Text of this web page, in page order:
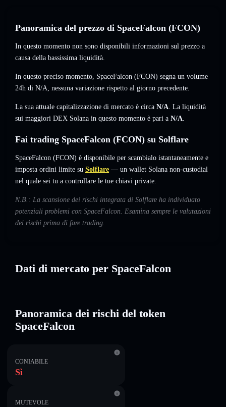
Panoramica del prezzo di SpaceFalcon (FCON)
In questo momento non sono disponibili informazioni sul prezzo a
causa della bassissima liquidità.
In questo preciso momento, SpaceFalcon (FCON) segna un volume
24h di N/A, nessuna variazione rispetto al giorno precedente.
La sua attuale capitalizzazione di mercato è circa N/A. La liquidità
sui maggiori DEX Solana in questo momento è pari a N/A.
Fai trading SpaceFalcon (FCON) su Solflare
SpaceFalcon (FCON) è disponibile per scambialo istantaneamente e
imposta ordini limite su Solflare — un wallet Solana non-custodial
nel quale sei tu a controllare le tue chiavi private.
N.B.: La scansione dei rischi integrata di Solflare ha individuato
potenziali problemi con SpaceFalcon. Esamina sempre le valutazioni
dei rischi prima di fare trading.
Dati di mercato per SpaceFalcon
Panoramica dei rischi del token
SpaceFalcon
CONIABILE
Sì
MUTEVOLE